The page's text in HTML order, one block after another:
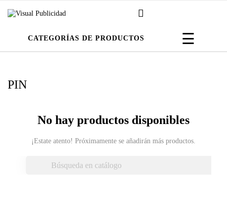
CATEGORÍAS DE PRODUCTOS ☰
PIN
No hay productos disponibles
¡Estate atento! Próximamente se añadirán más productos.